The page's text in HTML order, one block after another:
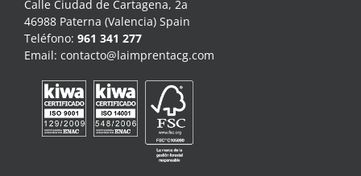
Calle Ciudad de Cartagena, 2a
46988 Paterna (Valencia) Spain
Teléfono: 961 341 277
Email: contacto@laimprentacg.com